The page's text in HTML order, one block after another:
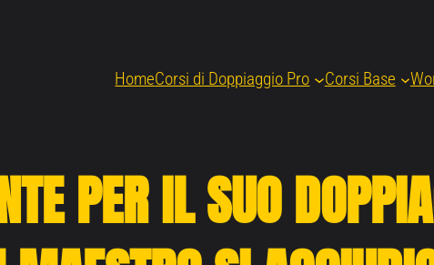
HomeCorsi di Doppiaggio Pro Corsi Base
PER IL SUO